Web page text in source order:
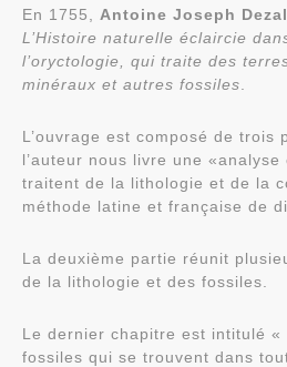
En 1755, Antoine Joseph
L’Histoire naturelle éclaircie
l’oryctologie, qui traite des
minéraux et autres fossiles
L’ouvrage est composé de trois
l’auteur nous livre une
traitent de la lithologie et de la
méthode latine et française de
La deuxième partie réunit
de la lithologie et des fossiles.
Le dernier chapitre est intitulé «
fossiles qui se trouvent dans